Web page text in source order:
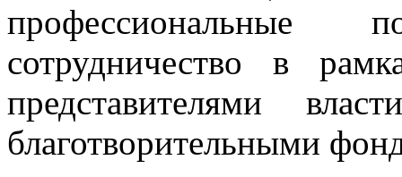
профессиональные
сотрудничество в
представителями
благотворительными